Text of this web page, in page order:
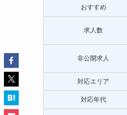
おすすめ
求人数
非公開求人
対応エリア
対応年代